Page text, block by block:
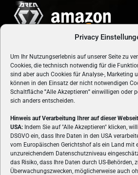
Privacy
Um Ihr Nutzungserlebnis auf unserer Seite zu
Cookies, die technisch notwendig für die
sind aber auch Cookies für Analyse-, Marketing
können in den Einsatz der nicht notwendigen
Schaltfläche "Alle Akzeptieren" einwilligen oder
sich anders entscheiden.
Hinweis auf Verarbeitung Ihrer auf dieser
USA: Indem Sie auf "Alle Akzeptieren" klicken,
DSGVO ein, dass Ihre Daten in den USA
vom Europäischen Gerichtshof als ein Land mit
unzureichendem Datenschutzniveau
das Risiko, dass Ihre Daten durch US-Behörden,
Überwachungszwecken, möglicherweise auch
ÜBER UNS
VON GAMERN, FÜR GAMER!
Spielemagazin Österreichs und bringt
Reviews und Videos zu PC- und